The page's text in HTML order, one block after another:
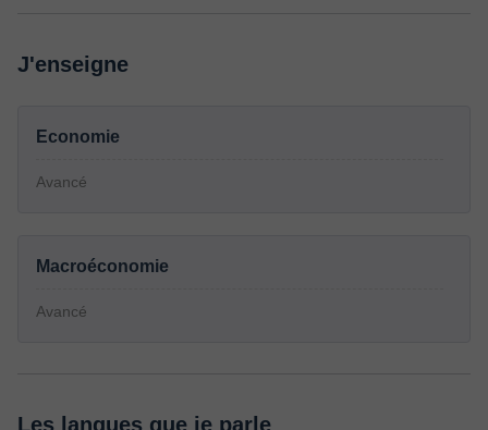
J'enseigne
Economie
Avancé
Macroéconomie
Avancé
Les langues que je parle